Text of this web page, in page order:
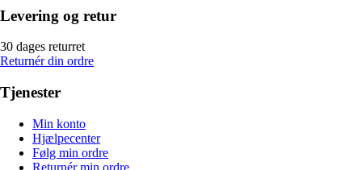
Levering og retur
30 dages returret
Returnér din ordre
Tjenester
Min konto
Hjælpecenter
Følg min ordre
Returnér min ordre